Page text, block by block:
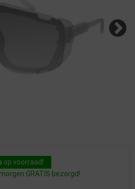
op voorraad!
GRATIS bezorgd!